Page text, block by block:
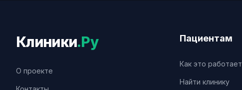
Клиники.Ру
О проекте
Пациентам
Как это работает
Найти клинику